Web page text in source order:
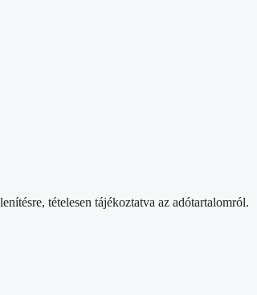
tételesen tájékoztatva az adótartalomról.